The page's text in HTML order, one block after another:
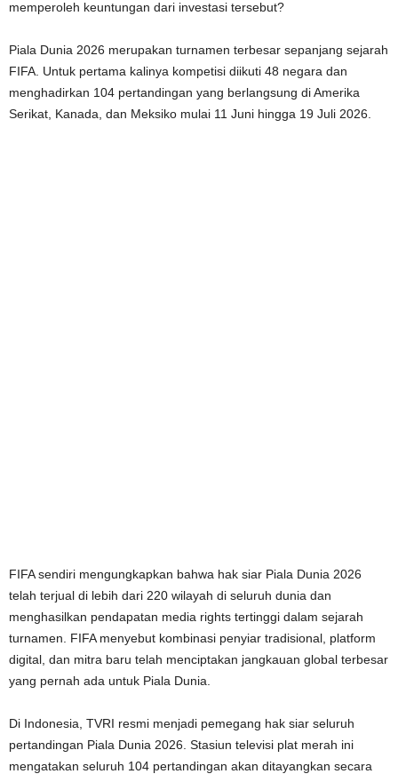
memperoleh keuntungan dari investasi tersebut?
Piala Dunia 2026 merupakan turnamen terbesar sepanjang sejarah
FIFA. Untuk pertama kalinya kompetisi diikuti 48 negara dan
menghadirkan 104 pertandingan yang berlangsung di Amerika
Serikat, Kanada, dan Meksiko mulai 11 Juni hingga 19 Juli 2026.
FIFA sendiri mengungkapkan bahwa hak siar Piala Dunia 2026
telah terjual di lebih dari 220 wilayah di seluruh dunia dan
menghasilkan pendapatan media rights tertinggi dalam sejarah
turnamen. FIFA menyebut kombinasi penyiar tradisional, platform
digital, dan mitra baru telah menciptakan jangkauan global terbesar
yang pernah ada untuk Piala Dunia.
Di Indonesia, TVRI resmi menjadi pemegang hak siar seluruh
pertandingan Piala Dunia 2026. Stasiun televisi plat merah ini
mengatakan seluruh 104 pertandingan akan ditayangkan secara